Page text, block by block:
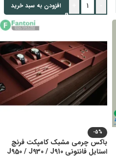
افزودن به سبد خرید
-5%
باکس چرمی مشبک کامپکت فرنچ
استایل فانتونی J950 / J930 / J910